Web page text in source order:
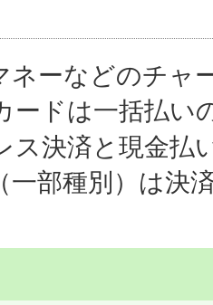
ネーなどのチャ
ードは一括払い
ス決済と現金払
一部種別）は決